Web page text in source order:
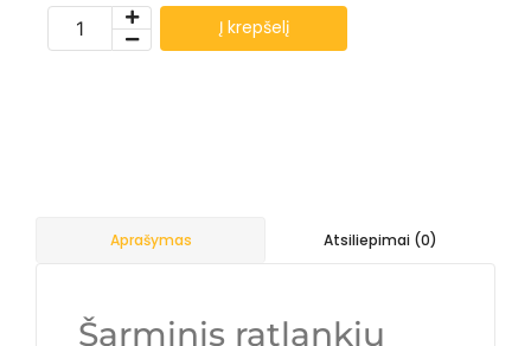
Į krepšelį
Aprašymas Atsiliepimai (0)
Šarminis ratlankių